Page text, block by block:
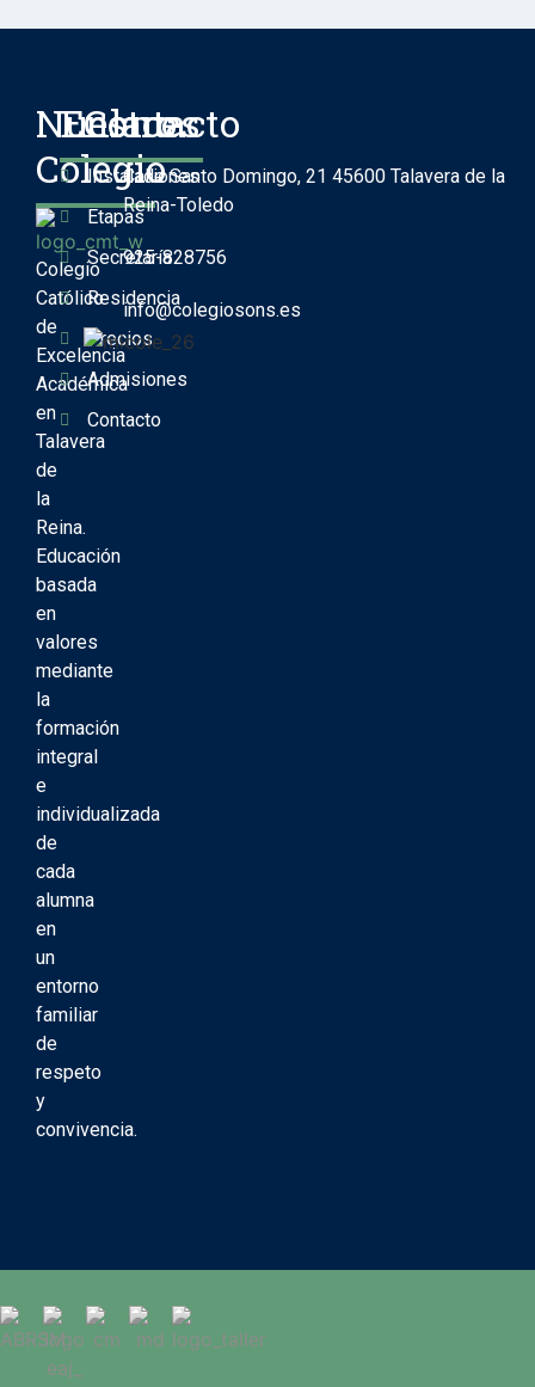
Nuestro
Colegio
Colegio
Católico
de
Excelencia
Académica
en
Talavera
de
la
Reina.
Educación
basada
en
valores
mediante
la
formación
integral
e
individualizada
de
cada
alumna
en
un
entorno
familiar
de
respeto
y
convivencia.
Enlaces
Instalaciones
Etapas
Secretaría
Residencia
Precios
Admisiones
Contacto
Contacto
Calle Santo Domingo, 21 45600 Talavera de la
Reina-Toledo
925-828756
info@colegiosons.es